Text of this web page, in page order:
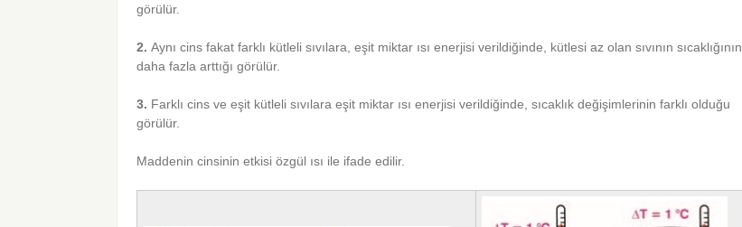
görülür.
2.Aynı cins fakat farklı kütleli sıvılara, eşit miktar ısı enerjisi verildiğinde, kütlesi az olan sıvının sıcaklığının
daha fazla arttığı görülür.
3. Farklı cins ve eşit kütleli sıvılara eşit miktar ısı enerjisi verildiğinde, sıcaklık değişimlerinin farklı olduğu
görülür.
Maddenin cinsinin etkisi özgül ısı ile ifade edilir.